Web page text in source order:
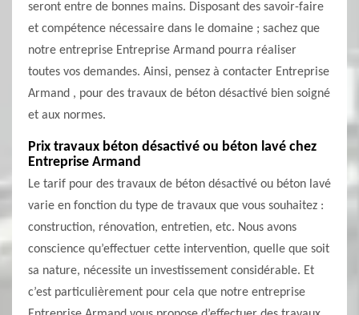
seront entre de bonnes mains. Disposant des savoir-faire
et compétence nécessaire dans le domaine ; sachez que
notre entreprise Entreprise Armand pourra réaliser
toutes vos demandes. Ainsi, pensez à contacter Entreprise
Armand , pour des travaux de béton désactivé bien soigné
et aux normes.
Prix travaux béton désactivé ou béton lavé chez
Entreprise Armand
Le tarif pour des travaux de béton désactivé ou béton lavé
varie en fonction du type de travaux que vous souhaitez :
construction, rénovation, entretien, etc. Nous avons
conscience qu’effectuer cette intervention, quelle que soit
sa nature, nécessite un investissement considérable. Et
c’est particulièrement pour cela que notre entreprise